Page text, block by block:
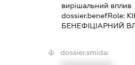
вирішальний вплив
dossier.benefRole:
БЕНЕФІЦІАРНИЙ
dossier.smida: